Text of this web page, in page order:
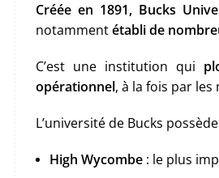
Créée en 1891, Bucks
notammentétabli de
C’est une institution qui
opérationnel, à la fois par
L’université de Bucks
High Wycombe: le plus